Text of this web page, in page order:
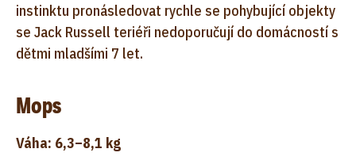
instinktu pronásledovat rychle se pohybující objekty
se Jack Russell teriéři nedoporučují do domácností s
dětmi mladšími 7 let.
Mops
Váha: 6,3–8,1 kg